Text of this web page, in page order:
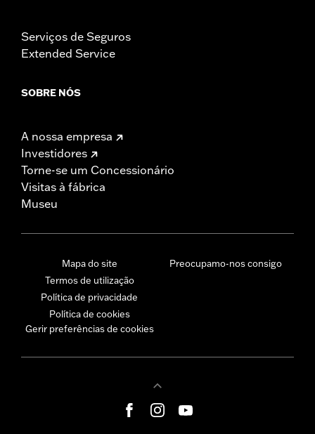
Serviços de Seguros
Extended Service
SOBRE NÓS
A nossa empresa
Investidores
Torne-se um Concessionário
Visitas à fábrica
Museu
Mapa do site
Termos de utilização
Política de privacidade
Política de cookies
Gerir preferências de cookies
Preocupamo-nos consigo